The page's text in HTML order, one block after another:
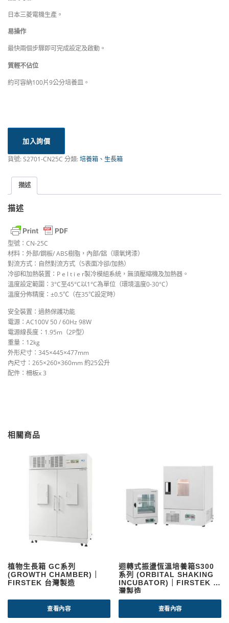
日本三菱電機生產。
易操作
最快兩個步驟即可完成設定及啟動。
質輕不佔位
約可容納100片9公分培養皿。
加入詢價
貨號:S2701-CN25C 分類:培養箱、生長箱
描述
描述
型號：CN-25C
材料：外部/鋼板/ ABS樹脂，內部/鋁（環氧烤漆）
對流方式：自然對流方式（5表面冷卻/加熱）
冷卻和加熱裝置：P e l t i e r製冷模組系統，無須壓縮機及加熱器。
溫度設定範圍：3°C至45°C以1°C為單位（環境溫度0-30°C）
溫度分佈精度：±0.5℃（在35℃設定時）
安全裝置：過熱保護功能
電源：AC100V 50 / 60Hz 98W
電源線長度：1.95m（2P型）
重量：12kg
外形尺寸：345×445×477mm
內尺寸：265×260×360mm 約25公升
配件：柵板x 3
相關商品
植物生長箱 GC系列
(GROWTH CHAMBER)｜
FIRSTEK 台灣製造
查看內容
迴轉式振盪恆溫培養箱S300
系列 (ORBITAL SHAKING
INCUBATOR)｜FIRSTEK 台
灣製造
查看內容